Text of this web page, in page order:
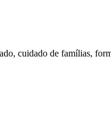
cuidado de famílias,